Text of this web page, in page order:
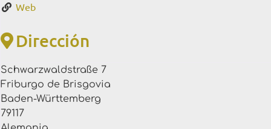
Web
Dirección
Schwarzwaldstraße 7
Friburgo de Brisgovia
Baden-Württemberg
79117